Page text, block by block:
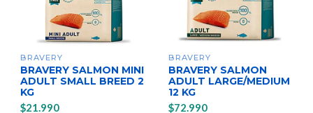
BRAVERY
BRAVERY SALMON MINI
ADULT SMALL BREED 2
KG
$21.990
BRAVERY
BRAVERY SALMON
ADULT LARGE/MEDIUM
12 KG
$72.990